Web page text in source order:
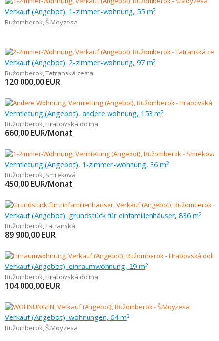
Verkauf (Angebot), 1-zimmer-wohnung, 55 m2
Ružomberok,Š.Moyzesa
Verkauf (Angebot), 2-zimmer-wohnung, 97 m2
Ružomberok,Tatranská cesta
120 000,00 EUR
Vermietung (Angebot), andere wohnung, 153 m2
Ružomberok, Hrabovská dolina
660,00 EUR/Monat
Vermietung (Angebot), 1-zimmer-wohnung, 36 m2
Ružomberok, Smreková
450,00 EUR/Monat
Verkauf (Angebot), grundstück für einfamilienhäuser, 836 m2
Ružomberok, Fatranská
89 900,00 EUR
Verkauf (Angebot), einraumwohnung, 29 m2
Ružomberok, Hrabovská dolina
104 000,00 EUR
Verkauf (Angebot), wohnungen, 64 m2
Ružomberok,Š.Moyzesa